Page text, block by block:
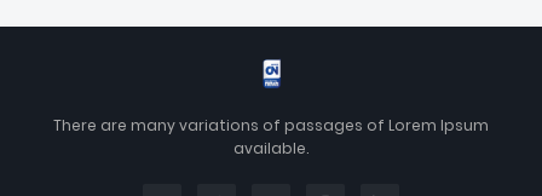
There are many variations of passages of Lorem Ipsum
available.